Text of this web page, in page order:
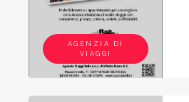
AGENZIA DI
VIAGGI